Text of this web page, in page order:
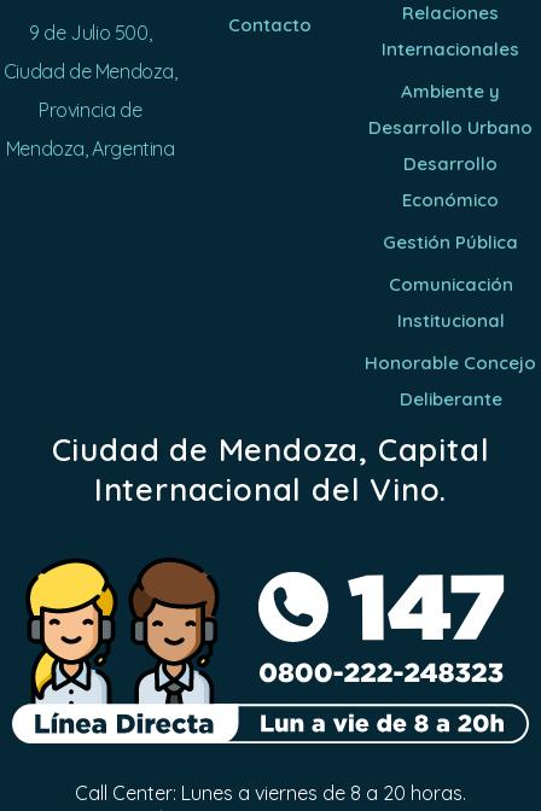
9 de Julio 500,
Ciudad de Mendoza,
Provincia de
Mendoza, Argentina
Contacto
Relaciones
Internacionales
Ambiente y
Desarrollo Urbano
Desarrollo
Económico
Gestión Pública
Comunicación
Institucional
Honorable Concejo
Deliberante
Ciudad de Mendoza, Capital
Internacional del Vino.
Call Center: Lunes a viernes de 8 a 20 horas.